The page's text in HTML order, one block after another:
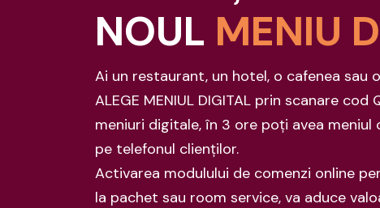
NOUL MENIU
Ai un restaurant, un hotel, o cafenea sau
ALEGE MENIUL DIGITAL prin scanare
meniuri digitale, în 3 ore poți avea meniul
pe telefonul clienților.
Activarea modulului de comenzi online
la pachet sau room service, va aduce